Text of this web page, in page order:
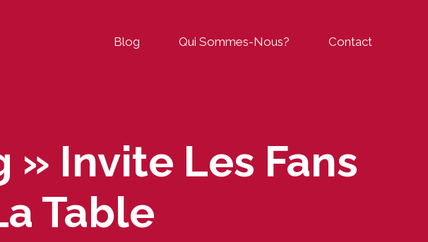
Blog Qui Sommes-Nous? Contact
Invite Les Fans
Table